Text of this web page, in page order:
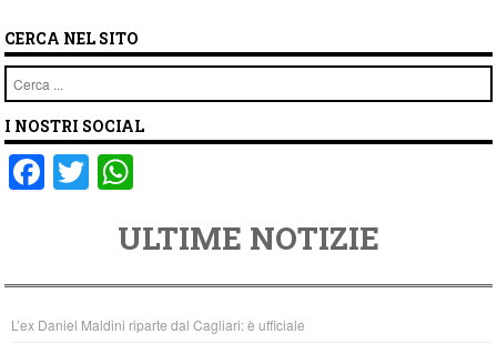
CERCA NEL SITO
Cerca
I NOSTRI SOCIAL
F
a
e
b
T
wi
er
at
s
A
ULTIME NOTIZIE
L’ex Daniel Maldini riparte dal Cagliari: è ufficiale